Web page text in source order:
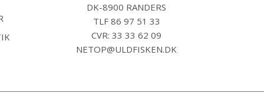
DK-8900 RANDERS
TLF 86 97 51 33
CVR: 33 33 62 09
NETOP@ULDFISKEN.DK